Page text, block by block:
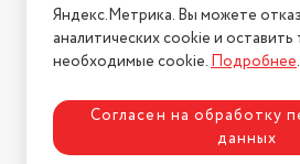
Политика
Яндекс.Метрика. Вы можете
аналитических cookie и оставить
необходимые cookie.Подробнее.
Согласен на обработку
данных